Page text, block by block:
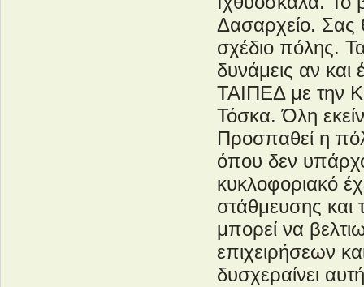
Δασαρχείο. Σας
σχέδιο πόλης.
δυνάμεις αν και
ΤΑΙΠΕΔ με την
Τόσκα. Όλη
Προσπαθεί η
όπου δεν
κυκλοφοριακό
στάθμευσης και
μπορεί να
επιχειρήσεων
δυσχεραίνει